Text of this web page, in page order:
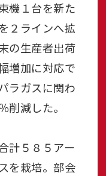
機１台を新た
２ラインへ拡
の生産者出荷
増加に対応で
ラガスに関わ
削減した。
計５８５アー
を栽培。部会